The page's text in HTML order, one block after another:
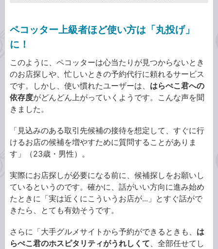
ペコッター上級者ほど使い方は「丸投げ」
に！
このように、ペコッターは心当たりが見つからないとき
のお店探しや、忙しいときの予約代行に頼れるサービス
です。しかし、使い慣れたユーザーは、 はらぺこ君への
依存度がどんどん上がっていくようです。こんな声を聞
きました。
「見込みのある取引先候補の接待を想定して、すぐに行
けるお店の候補を増やすために質問することがありま
す」（23歳・男性）。
実際にお店探しが必要になる前に、候補探しをお願いし
ているというのです。確かに、話がいい方向に進み始め
たときに「実は近くにこういうお店が...」とすぐ話がで
きたら、とても有効そうです。
さらに「大手グルメサイトから予約ができるときも、 は
らぺこ君のホスピタリティがうれしくて 、全部任せてし